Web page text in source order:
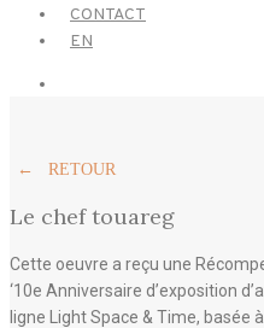
CONTACT
EN
← RETOUR
Le chef touareg
Cette oeuvre a reçu une
‘10e Anniversaire d’exposition
ligne Light Space & Time, basée